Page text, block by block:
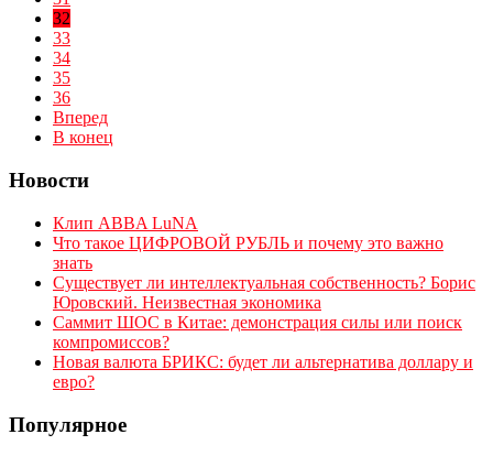
32
33
34
35
36
Вперед
В конец
Новости
Клип ABBA LuNA
Что такое ЦИФРОВОЙ РУБЛЬ и почему это важно
знать
Существует ли интеллектуальная собственность? Борис
Юровский. Неизвестная экономика
Саммит ШОС в Китае: демонстрация силы или поиск
компромиссов?
Новая валюта БРИКС: будет ли альтернатива доллару и
евро?
Популярное